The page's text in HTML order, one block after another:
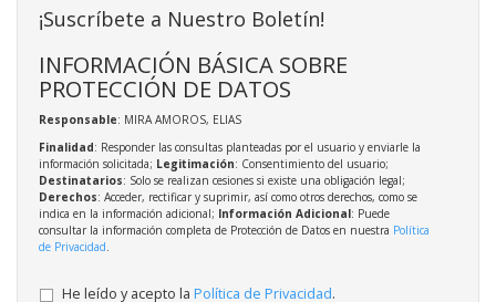
¡Suscríbete a Nuestro Boletín!
INFORMACIÓN BÁSICA SOBRE
PROTECCIÓN DE DATOS
Responsable: MIRA AMOROS, ELIAS
Finalidad: Responder las consultas planteadas por el usuario y enviarle la
información solicitada; Legitimación: Consentimiento del usuario;
Destinatarios: Solo se realizan cesiones si existe una obligación legal;
Derechos: Acceder, rectificar y suprimir, así como otros derechos, como se
indica en la información adicional; Información Adicional: Puede
consultar la información completa de Protección de Datos en nuestra Política
de Privacidad
He leído y acepto la Política de Privacidad.